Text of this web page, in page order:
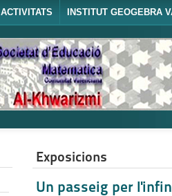
ACTIVITATS INSTITUT GEOGEBRA
Exposicions
Un passeig per